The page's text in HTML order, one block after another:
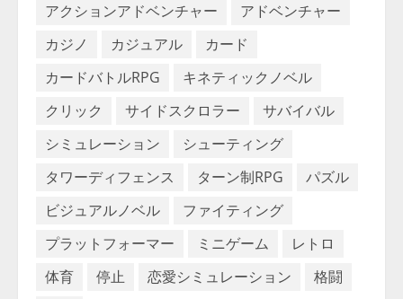
アクションアドベンチャー
アドベンチャー
カジノ
カジュアル
カード
カードバトルRPG
キネティックノベル
クリック
サイドスクロラー
サバイバル
シミュレーション
シューティング
タワーディフェンス
ターン制RPG
パズル
ビジュアルノベル
ファイティング
プラットフォーマー
ミニゲーム
レトロ
体育
停止 恋愛シミュレーション
格闘